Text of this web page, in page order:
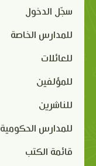
سجّل الدخول
للمدارس الخاصة
للعائلات
للمؤلفين
للناشرين
للمدارس الحكومية
قائمة الكتب